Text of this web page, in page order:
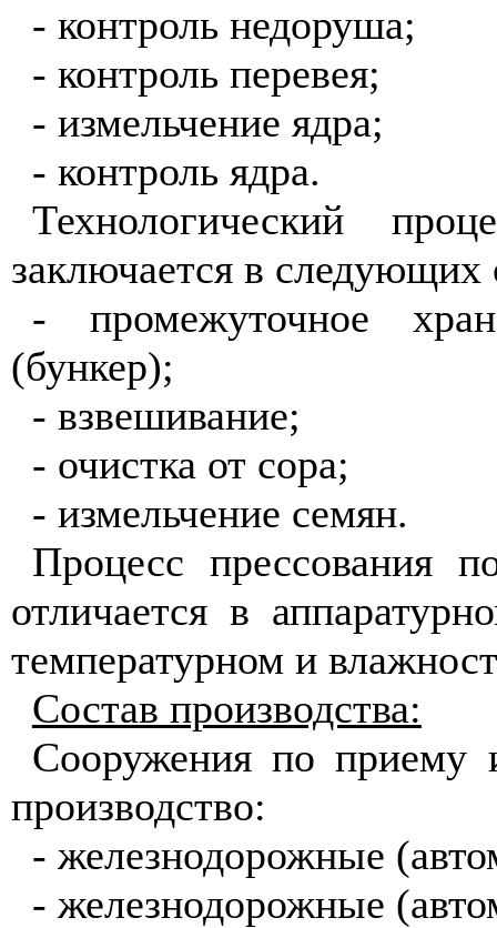
- контроль недоруша;
- контроль перевея;
- измельчение ядра;
- контроль ядра.
Технологический
заключается в следующих
- промежуточное
(бункер);
- взвешивание;
- очистка от сора;
- измельчение семян.
Процесс прессования
отличается в
температурном и
Состав производства:
Сооружения по приему
производство:
- железнодорожные
- железнодорожные